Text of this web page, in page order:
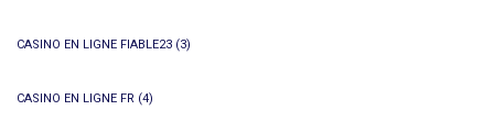
CASINO EN LIGNE FIABLE23 (3)
CASINO EN LIGNE FR (4)